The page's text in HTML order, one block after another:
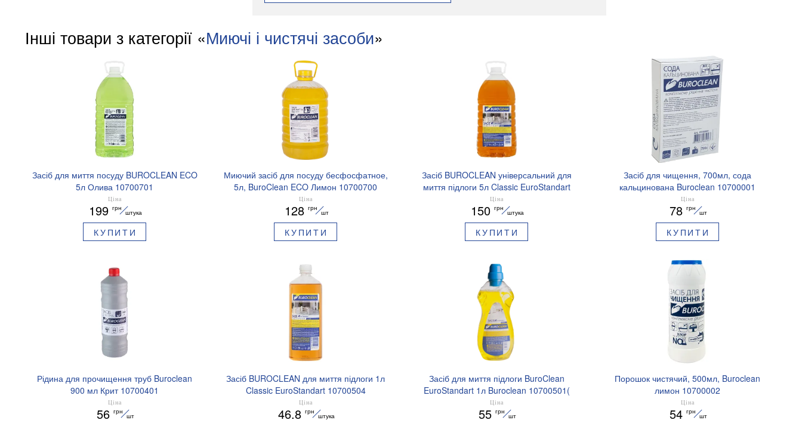
Інші товари з категорії «Миючі і чистячі засоби»
Засіб для миття посуду BUROCLEAN ECO
5л Олива 10700701
Ціна
199 грн
штука
КУПИТИ
Миючий засіб для посуду бесфосфатное,
5л, BuroClean ECO Лимон 10700700
Ціна
128 грн
шт
КУПИТИ
Засіб BUROCLEAN універсальний для
миття підлоги 5л Classic EuroStandart
10700505
Ціна
150 грн
штука
КУПИТИ
Засіб для чищення, 700мл, сода
кальцинована Buroclean 10700001
Ціна
78 грн
шт
КУПИТИ
Рідина для прочищення труб Buroclean
900 мл Крит 10700401
Ціна
56 грн
шт
Засіб BUROCLEAN для миття підлоги 1л
Classic EuroStandart 10700504
Ціна
46.8 грн
штука
Засіб для миття підлоги BuroClean
EuroStandart 1л Buroclean 10700501(
лимон)
Ціна
55 грн
шт
Порошок чистячий, 500мл, Buroclean
лимон 10700002
Ціна
54 грн
шт